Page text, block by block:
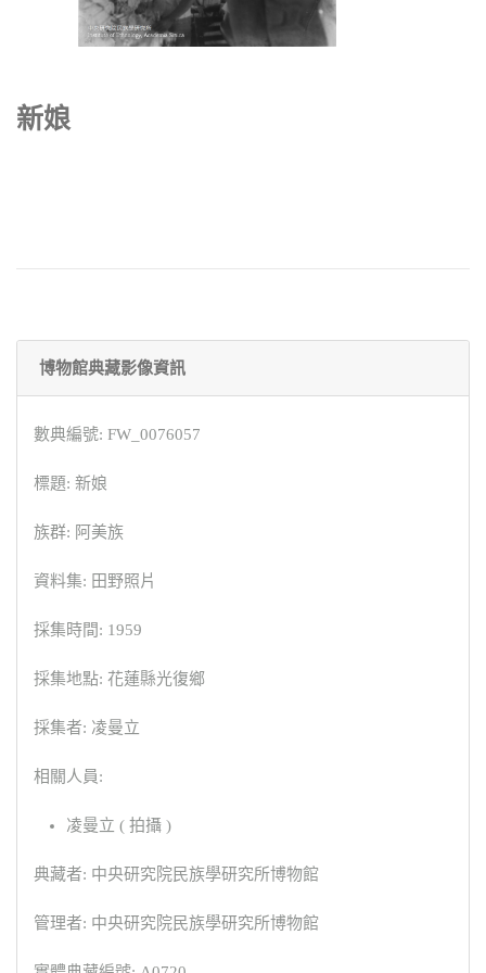
新娘
博物館典藏影像資訊
數典編號: FW_0076057
標題: 新娘
族群: 阿美族
資料集: 田野照片
採集時間: 1959
採集地點: 花蓮縣光復鄉
採集者: 凌曼立
相關人員:
凌曼立 ( 拍攝 )
典藏者: 中央研究院民族學研究所博物館
管理者: 中央研究院民族學研究所博物館